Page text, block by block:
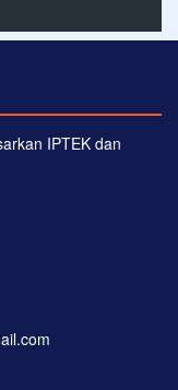
IPTEK dan